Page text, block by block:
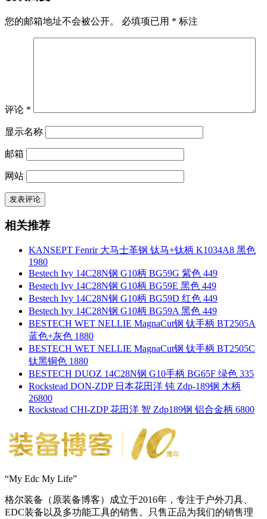
您的邮箱地址不会被公开。 必填项已用 * 标注
评论 *
显示名称
邮箱
网站
相关推荐
KANSEPT Fenrir 大马士革钢 钛马+钛柄 K1034A8 黑色
1980
Bestech Ivy 14C28N钢 G10柄 BG59G 紫色 449
Bestech Ivy 14C28N钢 G10柄 BG59E 黑色 449
Bestech Ivy 14C28N钢 G10柄 BG59D 红色 449
Bestech Ivy 14C28N钢 G10柄 BG59A 黑色 449
BESTECH WET NELLIE MagnaCut钢 钛手柄 BT2505A
蓝色+灰色 1880
BESTECH WET NELLIE MagnaCut钢 钛手柄 BT2505C
钛黑铜色 1880
BESTECH DUOZ 14C28N钢 G10手柄 BG65F 绿色 335
Rockstead DON-ZDP 日本花田洋 钝 Zdp-189钢 木柄
26800
Rockstead CHI-ZDP 花田洋 智 Zdp189钢 铝合金柄 6800
“My Edc My Life”
格尔装备（原装备博客）成立于2016年，专注于户外刀具、
EDC装备以及多功能工具的销售。只售正品为我们的销售理